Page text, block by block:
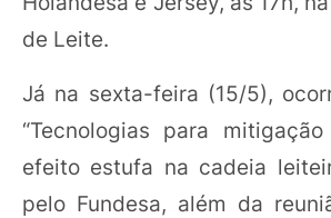
de Leite.
Já na sexta-feira (15/5),
“Tecnologias para
efeito estufa na cadeia
pelo Fundesa, além da